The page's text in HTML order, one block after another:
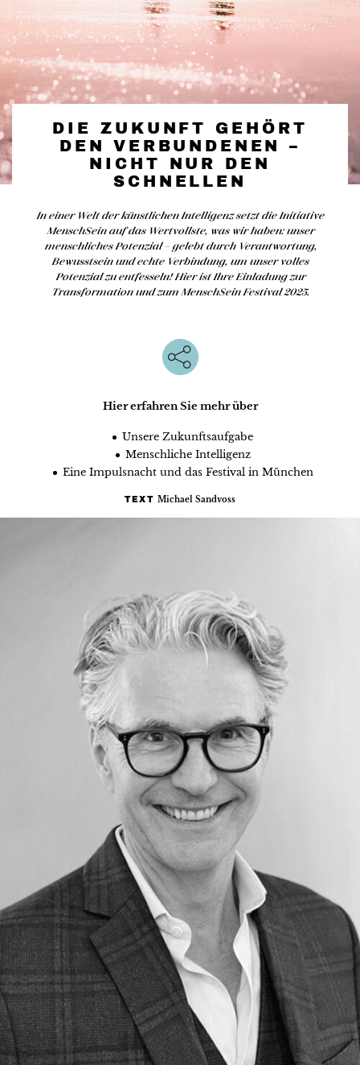
DIE ZUKUNFT GEHÖRT
DEN VERBUNDENEN –
NICHT NUR DEN
SCHNELLEN
In einer Welt der künstlichen Intelligenz setzt die Initiative
MenschSein auf das Wertvollste, was wir haben: unser
menschliches Potenzial – gelebt durch Verantwortung,
Bewusstsein und echte Verbindung, um unser volles
Potenzial zu entfesseln! Hier ist Ihre Einladung zur
Transformation und zum MenschSein Festival 2025.
Hier erfahren Sie mehr über
Unsere Zukunftsaufgabe
Menschliche Intelligenz
Eine Impulsnacht und das Festival in München
TEXTMichael Sandvoss